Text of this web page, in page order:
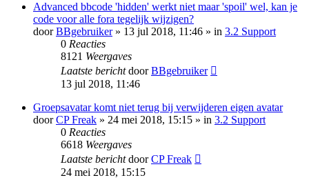
Advanced bbcode 'hidden' werkt niet maar 'spoil' wel, kan je
code voor alle fora tegelijk wijzigen?
doorBBgebruiker» 13 jul 2018, 11:46 » in 3.2 Support
0 Reacties
8121 Weergaves
Laatste berichtdoorBBgebruiker
13 jul 2018, 11:46
Groepsavatar komt niet terug bij verwijderen eigen avatar
doorCP Freak » 24 mei 2018, 15:15 » in 3.2 Support
0 Reacties
6618 Weergaves
Laatste berichtdoorCP Freak
24 mei 2018, 15:15